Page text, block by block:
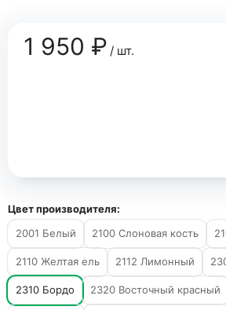
1 950 ₽/ шт.
Цвет производителя:
2001 Белый
2100 Слоновая кость
2110 Желтая ель 2112 Лимонный
2310 Бордо 2320 Восточный красный